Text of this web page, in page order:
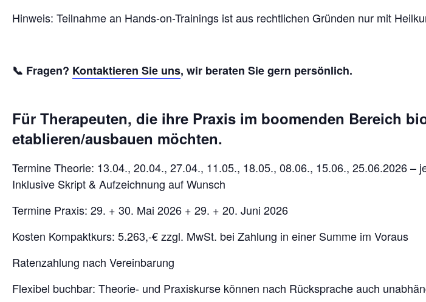
Hinweis: Teilnahme an Hands-on-Trainings ist aus rechtlichen Gründen nur mit
📞 Fragen? Kontaktieren Sie uns, wir beraten Sie gern persönlich.
Für Therapeuten, die ihre Praxis im boomenden Bereich
etablieren/ausbauen möchten.
Termine Theorie: 13.04., 20.04., 27.04., 11.05., 18.05., 08.06., 15.06., 25.06.2026 –
Inklusive Skript & Aufzeichnung auf Wunsch
Termine Praxis: 29. + 30. Mai 2026 + 29. + 20. Juni 2026
Kosten Kompaktkurs: 5.263,-€ zzgl. MwSt. bei Zahlung in einer Summe im Voraus
Ratenzahlung nach Vereinbarung
Flexibel buchbar: Theorie- und Praxiskurse können nach Rücksprache auch